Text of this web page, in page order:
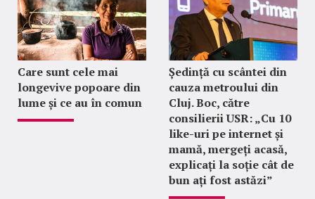
Care sunt cele mai
longevive popoare din
lume și ce au în comun
Ședință cu scântei din
cauza metroului din
Cluj. Boc, către
consilierii USR: „Cu 10
like-uri pe internet și
mamă, mergeți acasă,
explicați la soție cât de
bun ați fost astăzi”